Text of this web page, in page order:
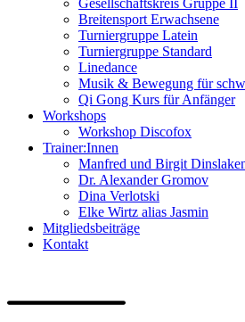
Gesellschaftskreis Gruppe II
Breitensport Erwachsene
Turniergruppe Latein
Turniergruppe Standard
Linedance
Musik & Bewegung für
Qi Gong Kurs für Anfänger
Workshops
Workshop Discofox
Trainer:Innen
Manfred und Birgit
Dr. Alexander Gromov
Dina Verlotski
Elke Wirtz alias Jasmin
Mitgliedsbeiträge
Kontakt